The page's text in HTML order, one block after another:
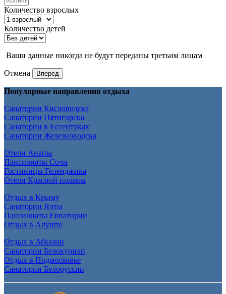
Количество взрослых
Количество детей
Ваши данные никогда не будут переданы третьим лицам
Отмена Вперед
Популярные направления отдыха
Санатории Кисловодска
Санатории Пятигорска
Санатории в Ессентуках
Санатории Железноводска
Отели Анапы
Пансионаты Сочи
Гостиницы Геленджика
Отели Красной поляны
Отдых в Крыму
Санатории Ялты
Пансионаты Евпатории
Отдых в Алуште
Отдых в Абхазии
Санатории Белокурихи
Отдых в Подмосковье
Санатории Белоруссии